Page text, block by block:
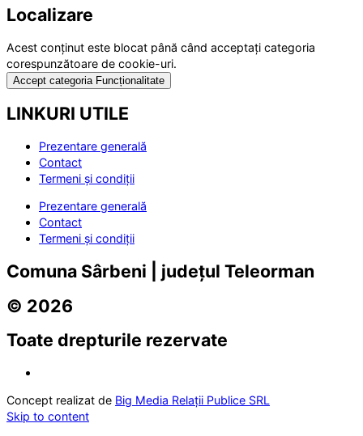
Localizare
Acest conținut este blocat până când acceptați categoria
corespunzătoare de cookie-uri.
Accept categoria Funcționalitate
LINKURI UTILE
Prezentare generală
Contact
Termeni și condiții
Prezentare generală
Contact
Termeni și condiții
Comuna Sârbeni | județul Teleorman
© 2026
Toate drepturile rezervate
Concept realizat de Big Media Relații Publice SRL
Skip to content